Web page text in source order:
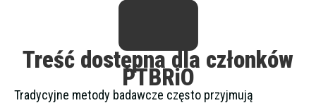
Treść dostępna dla członków
PTBRiO
Tradycyjne metody badawcze często przyjmują